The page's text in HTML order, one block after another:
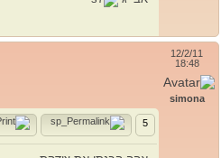
12/2/11
18:48
simona
5